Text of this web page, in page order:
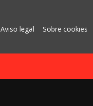
Aviso legal Sobre cookies